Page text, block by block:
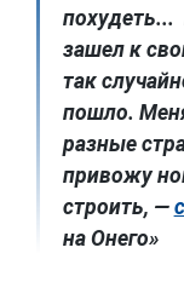
похудеть...
зашел к
так
пошло.
разные
привожу
строить, —
на Онего»